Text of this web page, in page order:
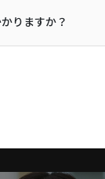
りますか？